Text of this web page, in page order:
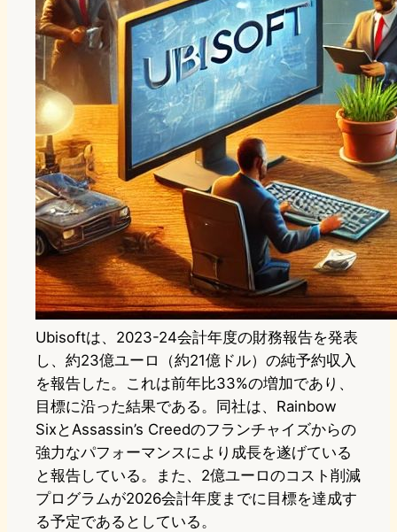
Ubisoftは、2023-24会計年度の財務報告を発表
し、約23億ユーロ（約21億ドル）の純予約収入
を報告した。これは前年比33%の増加であり、
目標に沿った結果である。同社は、Rainbow
SixとAssassin’s Creedのフランチャイズからの
強力なパフォーマンスにより成長を遂げている
と報告している。また、2億ユーロのコスト削減
プログラムが2026会計年度までに目標を達成す
る予定であるとしている。